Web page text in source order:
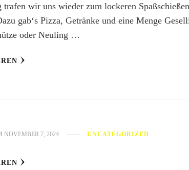
trafen wir uns wieder zum lockeren
gab‘s Pizza, Getränke und eine Menge
oder Neuling …
NOVEMBER 7, 2024 UNCATEGORIZED